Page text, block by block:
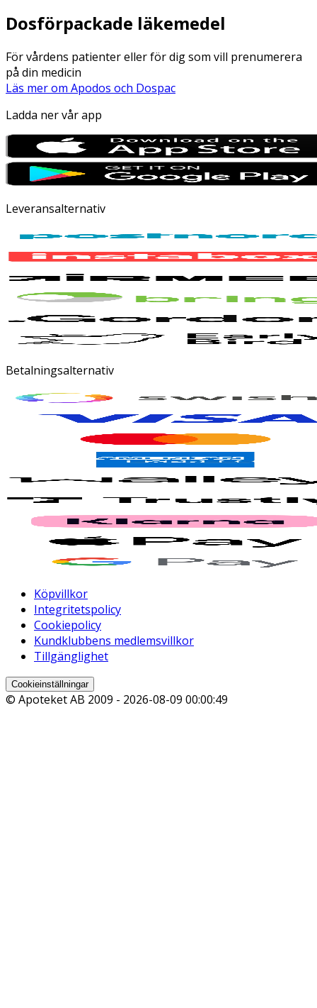
Dosförpackade läkemedel
För vårdens patienter eller för dig som vill prenumerera
på din medicin
Läs mer om Apodos och Dospac
Ladda ner vår app
Leveransalternativ
Betalningsalternativ
Köpvillkor
Integritetspolicy
Cookiepolicy
Kundklubbens medlemsvillkor
Tillgänglighet
Cookieinställningar
© Apoteket AB 2009 - 2026-08-09 00:00:49